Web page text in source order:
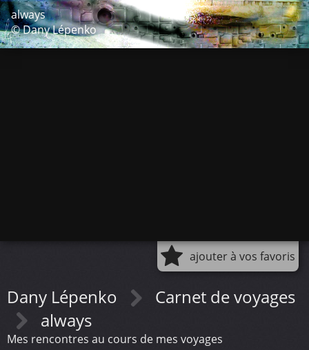
always
© Dany Lépenko
ajouter à vos favoris
Dany Lépenko
Carnet de voyages
always
Mes rencontres au cours de mes voyages